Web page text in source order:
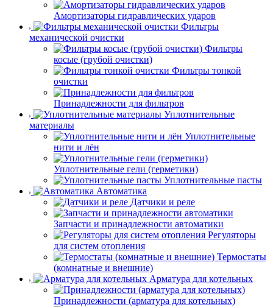
Амортизаторы гидравлических ударов
Фильтры
механической очистки
Фильтры
косые (грубой очистки)
Фильтры тонкой
очистки
Принадлежности для фильтров
Уплотнительные
материалы
Уплотнительные
нити и лён
Уплотнительные гели (герметики)
Уплотнительные пасты
Автоматика
Датчики и реле
Запчасти и принадлежности автоматики
Регуляторы
для систем отопления
Термостаты
(комнатные и внешние)
Арматура для котельных
Принадлежности (арматура для котельных)